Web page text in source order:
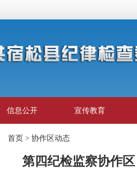
信息公开 宣传教育
首页 > 协作区动态
第四纪检监察协作